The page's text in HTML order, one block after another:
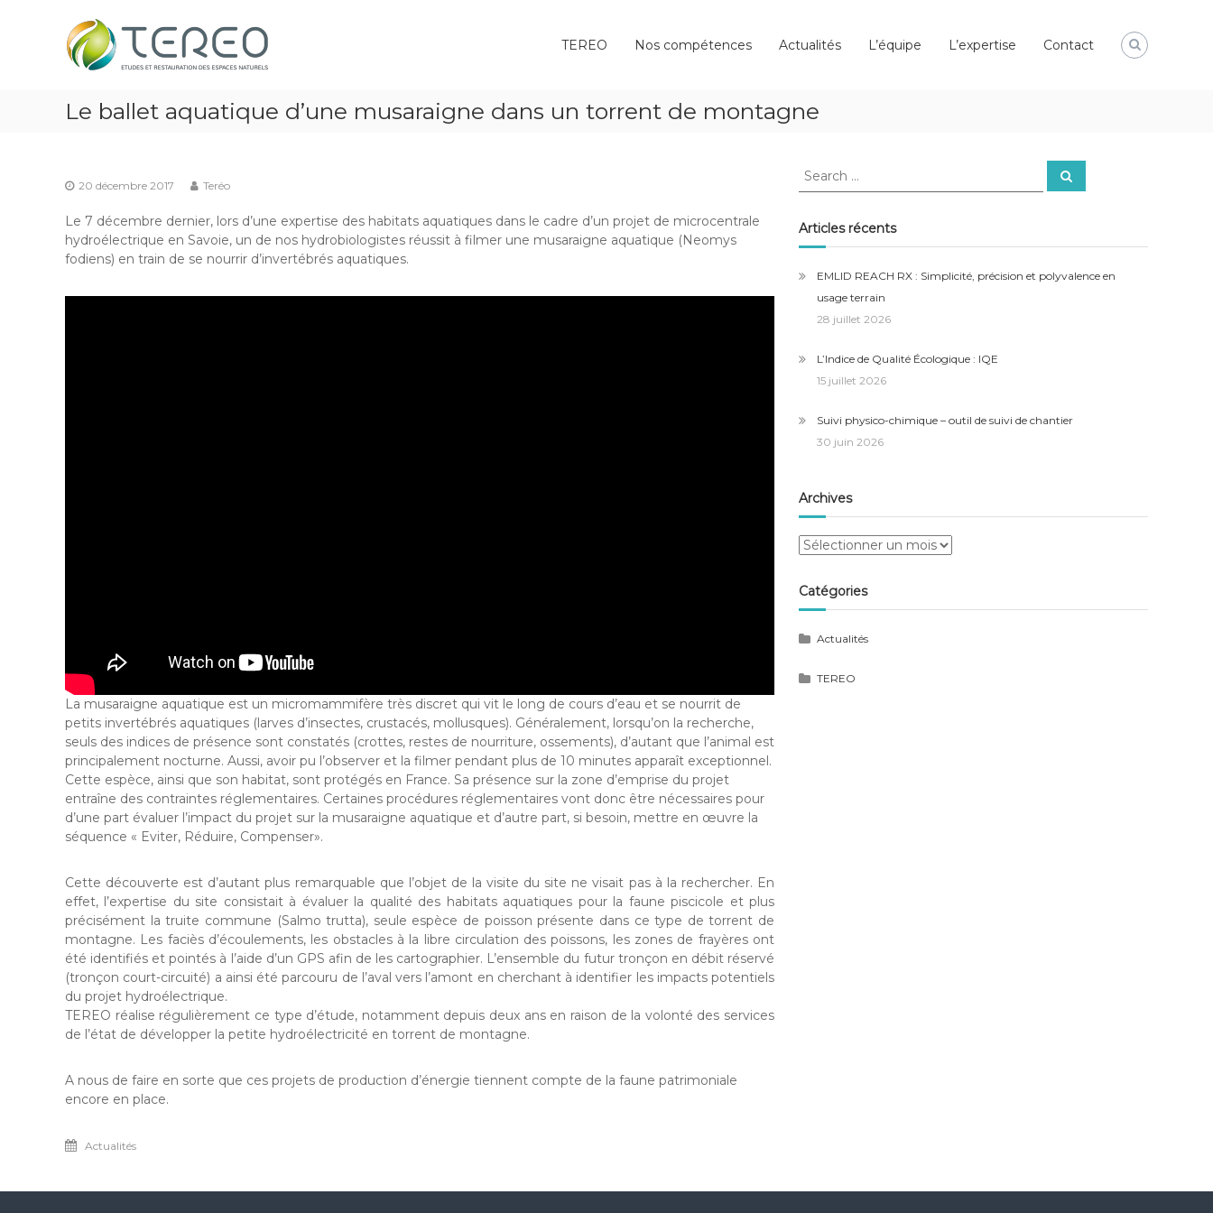
TEREO
étude
et
espaces
TEREO Nos compétences Actualités L’équipe L’expertise Contact
Le ballet aquatique d’une musaraigne dans un torrent de montagne
20 décembre 2017 Teréo
Le 7 décembre dernier, lors d’une expertise des habitats aquatiques dans le cadre d’un projet de microcentrale
hydroélectrique en Savoie, un de nos hydrobiologistes réussit à filmer une musaraigne aquatique (Neomys
fodiens) en train de se nourrir d’invertébrés aquatiques.
La musaraigne aquatique est un micromammifère très discret qui vit le long de cours d’eau et se nourrit de
petits invertébrés aquatiques (larves d’insectes, crustacés, mollusques). Généralement, lorsqu’on la recherche,
seuls des indices de présence sont constatés (crottes, restes de nourriture, ossements), d’autant que l’animal est
principalement nocturne. Aussi, avoir pu l’observer et la filmer pendant plus de 10 minutes apparaît exceptionnel.
Cette espèce, ainsi que son habitat, sont protégés en France. Sa présence sur la zone d’emprise du projet
entraîne des contraintes réglementaires. Certaines procédures réglementaires vont donc être nécessaires pour
d’une part évaluer l’impact du projet sur la musaraigne aquatique et d’autre part, si besoin, mettre en œuvre la
séquence « Eviter, Réduire, Compenser».
Cette découverte est d’autant plus remarquable que l’objet de la visite du site ne visait pas à la rechercher. En
effet, l’expertise du site consistait à évaluer la qualité des habitats aquatiques pour la faune piscicole et plus
précisément la truite commune (Salmo trutta), seule espèce de poisson présente dans ce type de torrent de
montagne. Les faciès d’écoulements, les obstacles à la libre circulation des poissons, les zones de frayères ont
été identifiés et pointés à l’aide d’un GPS afin de les cartographier. L’ensemble du futur tronçon en débit réservé
(tronçon court-circuité) a ainsi été parcouru de l’aval vers l’amont en cherchant à identifier les impacts potentiels
du projet hydroélectrique.
TEREO réalise régulièrement ce type d’étude, notamment depuis deux ans en raison de la volonté des services
de l’état de développer la petite hydroélectricité en torrent de montagne.
A nous de faire en sorte que ces projets de production d’énergie tiennent compte de la faune patrimoniale
encore en place.
Actualités
Search
Search
Articles récents
EMLID REACH RX : Simplicité, précision et polyvalence en
usage terrain
28 juillet 2026
L’Indice de Qualité Écologique : IQE
15 juillet 2026
Suivi physico-chimique – outil de suivi de chantier
30 juin 2026
Archives
Archives
Catégories
Actualités
TEREO